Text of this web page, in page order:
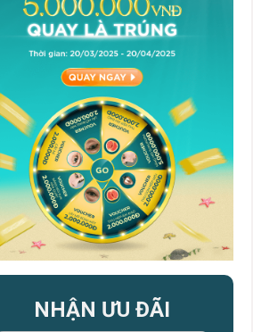
NHẬN ƯU ĐÃI